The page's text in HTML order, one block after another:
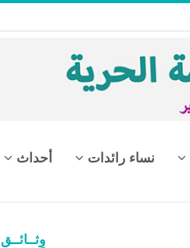
نساء رائدات أحداث